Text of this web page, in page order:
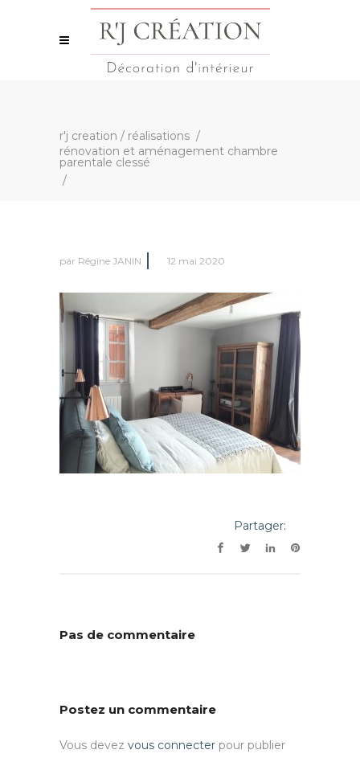
r'j creation / réalisations /
rénovation et aménagement chambre
parentale clessé
/
par Régine JANIN 12 mai 2020
Partager:
Pas de commentaire
Postez un commentaire
Vous devez vous connecter pour publier